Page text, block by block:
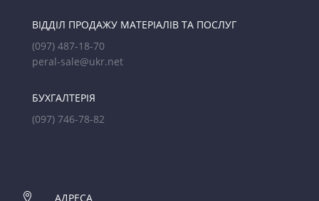
ВІДДІЛ ПРОДАЖУ МАТЕРІАЛІВ ТА ПОСЛУГ
(097) 487-18-70
peral-sale@ukr.net
БУХГАЛТЕРІЯ
(097) 746-78-82

АДРЕСА